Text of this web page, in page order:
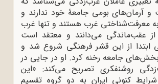
آرمان‌های بومی جامعۀ خود ندارند و
به معرفت‌شناختی غرب هستند و تنها غرب
عقب‌ماندگی می‌دانند و معتقد است
ابتدا از این قشر فرهنگی شروع شد و
جامعه رخنه کرد. او در جایی در
روشنفکری تصریح می‌کند: «این
کنونی ایران به دو گروه تقسیم